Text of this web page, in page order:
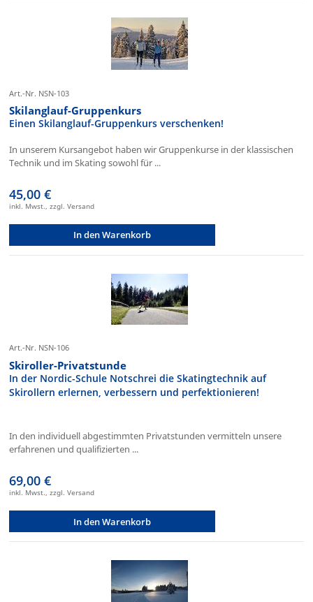
Art.-Nr. NSN-103
Skilanglauf-Gruppenkurs
Einen Skilanglauf-Gruppenkurs verschenken!
In unserem Kursangebot haben wir Gruppenkurse in der klassischen
Technik und im Skating sowohl für ...
45,00 €
inkl. Mwst., zzgl. Versand
In den Warenkorb
Art.-Nr. NSN-106
Skiroller-Privatstunde
In der Nordic-Schule Notschrei die Skatingtechnik auf
Skirollern erlernen, verbessern und perfektionieren!
In den individuell abgestimmten Privatstunden vermitteln unsere
erfahrenen und qualifizierten ...
69,00 €
inkl. Mwst., zzgl. Versand
In den Warenkorb